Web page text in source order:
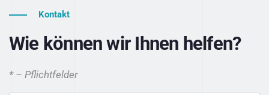
Kontakt
Wie können wir Ihnen helfen?
* – Pflichtfelder